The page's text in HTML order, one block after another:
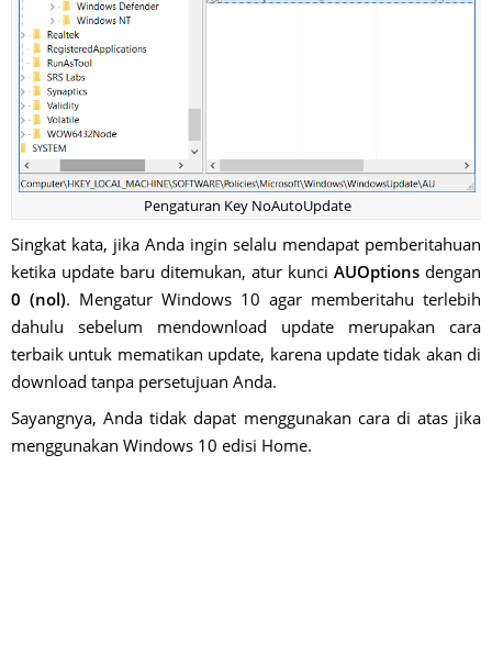
Pengaturan Key NoAutoUpdate
Singkat kata, jika Anda ingin selalu mendapat pemberitahuan
ketika update baru ditemukan, atur kunci AUOptions dengan
0 (nol). Mengatur Windows 10 agar memberitahu terlebih
dahulu sebelum mendownload update merupakan cara
terbaik untuk mematikan update, karena update tidak akan di
download tanpa persetujuan Anda.
Sayangnya, Anda tidak dapat menggunakan cara di atas jika
menggunakan Windows 10 edisi Home.